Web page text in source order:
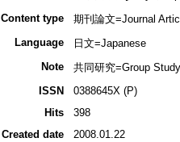
Content type
期刊論文=Journal
Language
日文=Japanese
Note
共同研究=Group Study
ISSN
0388645X (P)
Hits
398
Created date
2008.01.22